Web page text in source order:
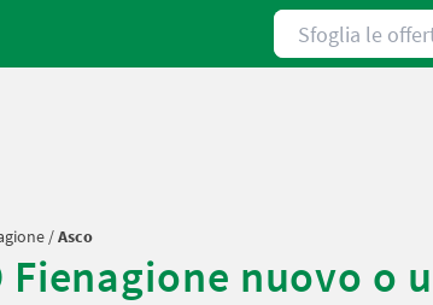
Sfoglia le offerte
/Asco
Fienagione nuovo o